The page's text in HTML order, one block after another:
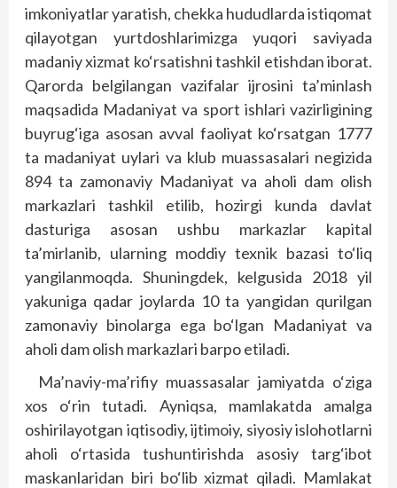
imkoniyatlar yaratish, chekka hududlarda istiqomat
qilayotgan yurtdoshlarimizga yuqori saviyada
madaniy xizmat ko‘rsatishni tashkil etishdan iborat.
Qarorda belgilangan vazifalar ijrosini ta’minlash
maqsadida Madaniyat va sport ishlari vazirligining
buyrug‘iga asosan avval faoliyat ko‘rsatgan 1777
ta madaniyat uylari va klub muassasalari negizida
894 ta zamonaviy Madaniyat va aholi dam olish
markazlari tashkil etilib, hozirgi kunda davlat
dasturiga asosan ushbu markazlar kapital
ta’mirlanib, ularning moddiy texnik bazasi to‘liq
yangilanmoqda. Shuningdek, kelgusida 2018 yil
yakuniga qadar joylarda 10 ta yangidan qurilgan
zamonaviy binolarga ega bo‘lgan Madaniyat va
aholi dam olish markazlari barpo etiladi.
Ma’naviy-ma’rifiy muassasalar jamiyatda o‘ziga
xos o‘rin tutadi. Ayniqsa, mamlakatda amalga
oshirilayotgan iqtisodiy, ijtimoiy, siyosiy islohotlarni
aholi o‘rtasida tushuntirishda asosiy targ‘ibot
maskanlaridan biri bo‘lib xizmat qiladi. Mamlakat